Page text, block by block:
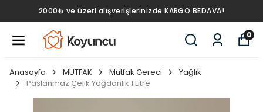
2000₺ ve üzeri alışverişlerinizde KARGO BEDAVA!
0
Anasayfa MUTFAK Mutfak Gereci
Yağlık
Paslanmaz Çelik Yağdanlık 1 Litre